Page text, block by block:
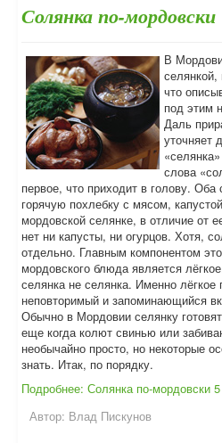
Солянка по-мордовски
В
что
под этим
Даль
уточняет
слова
первое, что приходит в голову. Оба
горячую похлебку с мясом,
мордовской селянке, в отличие от
нет ни капусты, ни огурцов. Хотя,
отдельно. Главным компонентом
мордовского блюда является
селянка не селянка. Именно
неповторимый и запоминающийся
Обычно в Мордовии селянку
еще когда колют свинью или
необычайно просто, но некоторые
знать. Итак, по порядку.
Подробнее: Солянка по-мордовски
Автор: Влад Пискунов